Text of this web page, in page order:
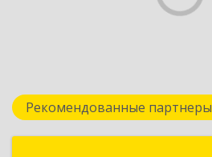
Рекомендованные партнеры